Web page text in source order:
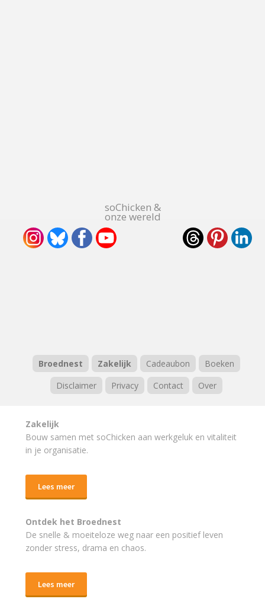
soChicken &
onze wereld
Broednest Zakelijk Cadeaubon
Boeken
Disclaimer
Privacy Contact Over
Zakelijk
Bouw samen met soChicken aan werkgeluk en vitaliteit
in je organisatie.
Lees meer
Ontdek het Broednest
De snelle & moeiteloze weg naar een positief leven
zonder stress, drama en chaos.
Lees meer